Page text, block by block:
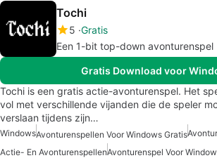
Tochi
5 Gratis
Een 1-bit top-down avonturenspel
Gratis Download voor
Tochi is een gratis actie-avonturenspel. Het
vol met verschillende vijanden die de speler
verslaan tijdens zijn…
WindowsAvonturenspellen Voor Windows Gratis
Actie- En AvonturenspellenAvonturenspel Voor